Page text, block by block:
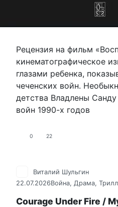
Рецензия на фильм
кинематографическое
глазами ребенка,
чеченских войн.
детства Владлены
войн 1990-х годов
0 22
Виталий Шульгин
22.07.2026Война, Драма,
Courage Under Fire /